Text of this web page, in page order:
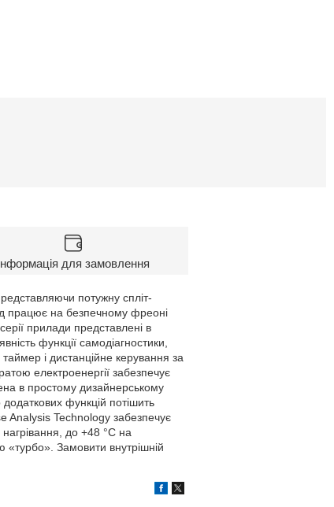
для замовлення
потужну спліт-
працює на безпечному фреоні
прилади представлені в
функції самодіагностики,
і дистанційне керування за
електроенергії забезпечує
в простому дизайнерському
функцій потішить
Analysis Technology забезпечує
до +48 °C на
Замовити внутрішній